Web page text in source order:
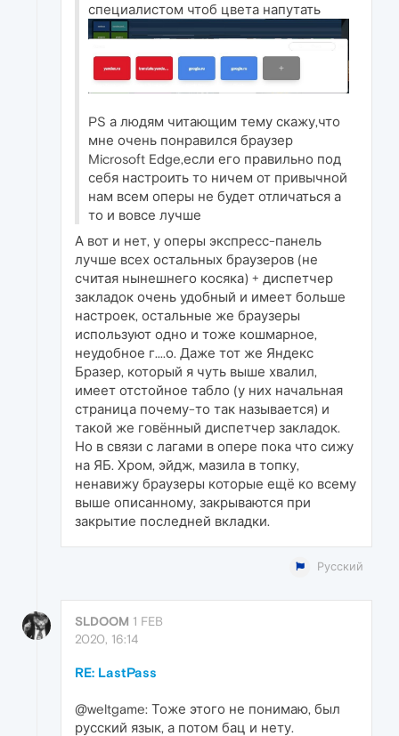
специалистом чтоб цвета напутать
PS а людям читающим тему скажу,что
мне очень понравился браузер
Microsoft Edge,если его правильно под
себя настроить то ничем от привычной
нам всем оперы не будет отличаться а
то и вовсе лучше
А вот и нет, у оперы экспресс-панель
лучше всех остальных браузеров (не
считая нынешнего косяка) + диспетчер
закладок очень удобный и имеет больше
настроек, остальные же браузеры
используют одно и тоже кошмарное,
неудобное г....о. Даже тот же Яндекс
Бразер, который я чуть выше хвалил,
имеет отстойное табло (у них начальная
страница почему-то так называется) и
такой же говённый диспетчер закладок.
Но в связи с лагами в опере пока что сижу
на ЯБ. Хром, эйдж, мазила в топку,
ненавижу браузеры которые ещё ко всему
выше описанному, закрываются при
закрытие последней вкладки.
Русский
SLDOOM 1 FEB
2020, 16:14
RE: LastPass
@weltgame: Тоже этого не понимаю, был
русский язык, а потом бац и нету.